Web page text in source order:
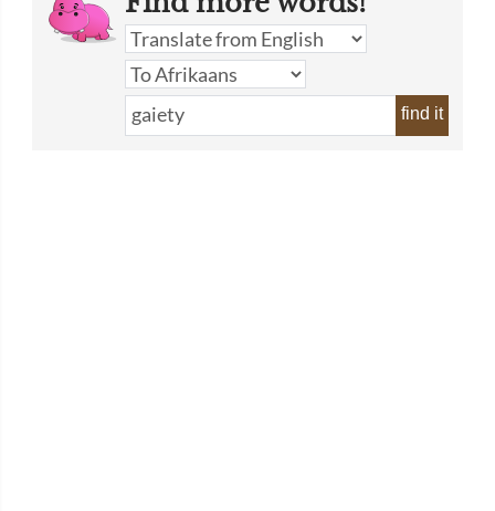
find it